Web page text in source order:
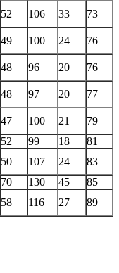
52 106 33 73
49 100 24 76
48 96 20 76
48 97 20 77
47 100 21
79
52 99 18
81
50 107 24
83
70 130 45
85
58 116 27 89